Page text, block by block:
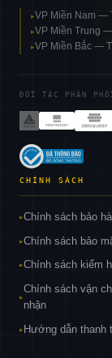
▸VP Miền Nam —
▸VP Miền Trung
▸VP Miền Bắc —
ĐỐI TÁC PHÂN
CHÍNH SÁCH
▸Chính sách bảo
▸Chính sách bảo
▸Chính sách kiểm
▸
Chính sách vận
nhận
▸ Hướng dẫn thanh